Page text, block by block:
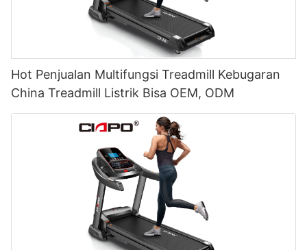
Hot Penjualan Multifungsi Treadmill Kebugaran
China Treadmill Listrik Bisa OEM, ODM